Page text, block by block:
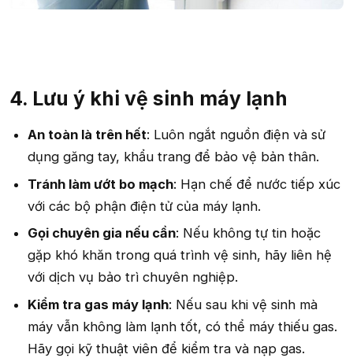
4. Lưu ý khi vệ sinh máy lạnh​
An toàn là trên hết: Luôn ngắt nguồn điện và sử
dụng găng tay, khẩu trang để bảo vệ bản thân.
Tránh làm ướt bo mạch: Hạn chế để nước tiếp xúc
với các bộ phận điện tử của máy lạnh.
Gọi chuyên gia nếu cần: Nếu không tự tin hoặc
gặp khó khăn trong quá trình vệ sinh, hãy liên hệ
với dịch vụ bảo trì chuyên nghiệp.
Kiểm tra gas máy lạnh: Nếu sau khi vệ sinh mà
máy vẫn không làm lạnh tốt, có thể máy thiếu gas.
Hãy gọi kỹ thuật viên để kiểm tra và nạp gas.